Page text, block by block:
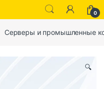
0
Серверы и промышленные
🔍